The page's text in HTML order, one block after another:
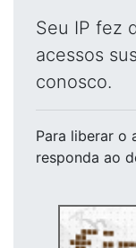
Seu IP fez
acessos
conosco.
Para liberar o
responda ao